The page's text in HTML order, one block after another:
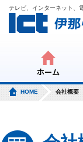
テレビ、インターネット、
ホーム
HOME 会社概要